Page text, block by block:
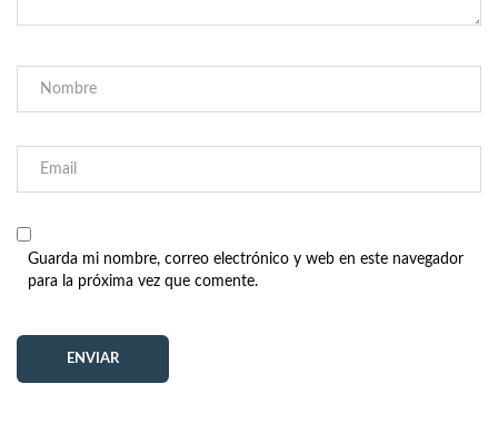
Guarda mi nombre, correo electrónico y web en este navegador
para la próxima vez que comente.